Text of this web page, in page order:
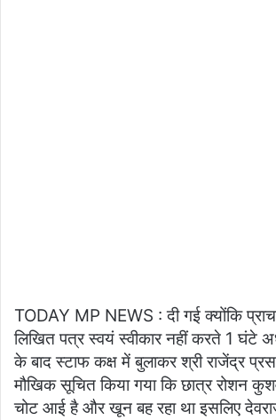
TODAY MP NEWS : दी गई क्योंकि
लिखित पत्र स्वयं स्वीकार नहीं करते 1 घंटे
के बाद स्टाफ कक्ष में बुलाकर श्री राजेंद्र प्रसाद
मौखिक सूचित किया गया कि छात्र रोशन
चोट आई है और खून बह रहा था इसलिए